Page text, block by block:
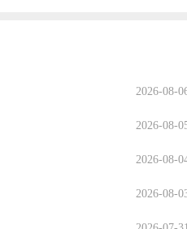
2026-08-
2026-08-
2026-08-
2026-08-